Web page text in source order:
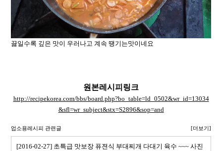
끓일수록 깊은 맛이 우러나고 계속 땡기는맛이네요
원본레시피링크
http://recipekorea.com/bbs/board.php?bo_table=ld_0502&wr_id=13034
&sfl=wr_subject&stx=S2896&sop=and
업소용레시피 관련글 [더보기]
[2016-02-27] 초특급 맛보장 퓨젼식 부대찌개 다대기 육수 ~~~ 사진